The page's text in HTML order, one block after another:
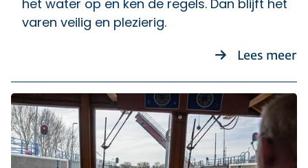
het water op en ken de regels. Dan blijft het
varen veilig en plezierig.
Lees meer